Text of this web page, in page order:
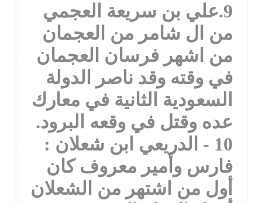
9.علي بن سريعة العجمي
من ال شامر من العجمان
من اشهر فرسان العجمان
في وقته وقد ناصر الدولة
السعودية الثانية في معارك
عده وقتل في وقعه البرود.
10 - الدريعي ابن شعلان :
فارس وأمير معروف كان
أول من اشتهر من الشعلان